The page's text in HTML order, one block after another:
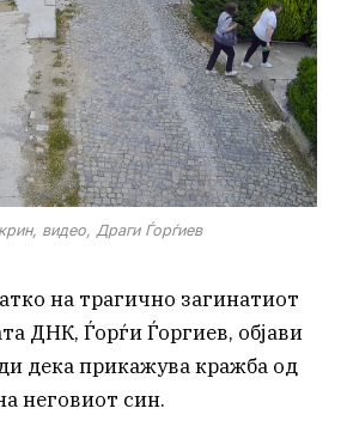
видео, Драги Ѓорѓиев
на трагично загинатиот
ДНК, Ѓорѓи Ѓоргиев, објави
дека прикажува кражба од
неговиот син.